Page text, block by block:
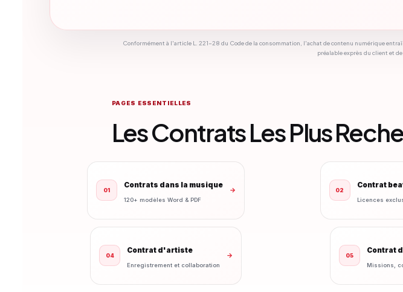
Conformément à l'article L. 221-28 du Code de la consommation, l'achat de contenu numérique
préalable exprès du client et
PAGES ESSENTIELLES
Les Contrats Les Plus
01
Contrats dans la musique
120+ modèles Word & PDF
→ 02
Contrat
Licences
04
Contrat d'artiste
Enregistrement et collaboration
→ 05
Contrat
Missions,